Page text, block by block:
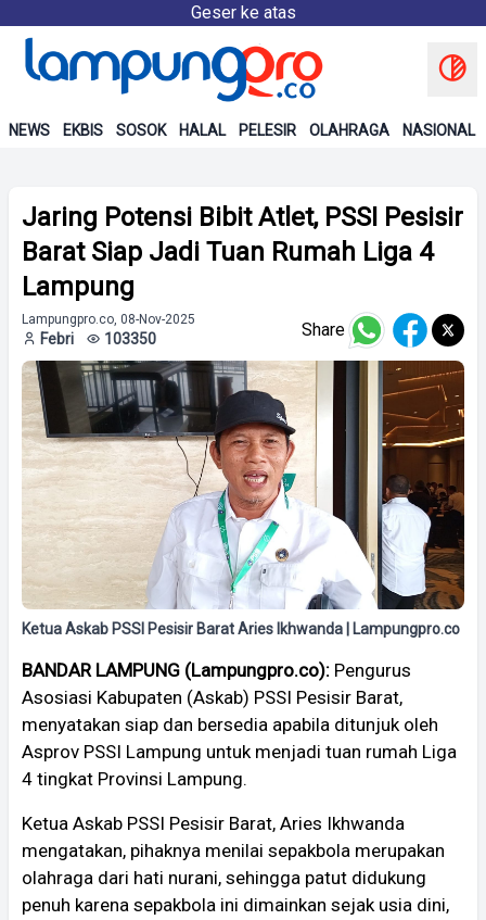
Geser ke atas
NEWS EKBIS SOSOK HALAL PELESIR OLAHRAGA NASIONAL
Jaring Potensi Bibit Atlet, PSSI Pesisir
Barat Siap Jadi Tuan Rumah Liga 4
Lampung
Lampungpro.co, 08-Nov-2025
Febri 103350 Share
Ketua Askab PSSI Pesisir Barat Aries Ikhwanda | Lampungpro.co
BANDAR LAMPUNG (Lampungpro.co): Pengurus
Asosiasi Kabupaten (Askab) PSSI Pesisir Barat,
menyatakan siap dan bersedia apabila ditunjuk oleh
Asprov PSSI Lampung untuk menjadi tuan rumah Liga
4 tingkat Provinsi Lampung.
Ketua Askab PSSI Pesisir Barat, Aries Ikhwanda
mengatakan, pihaknya menilai sepakbola merupakan
olahraga dari hati nurani, sehingga patut didukung
penuh karena sepakbola ini dimainkan sejak usia dini,